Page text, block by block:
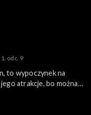
odc. 9
to wypoczynek na
atrakcje, bo można
albo bursztynu.